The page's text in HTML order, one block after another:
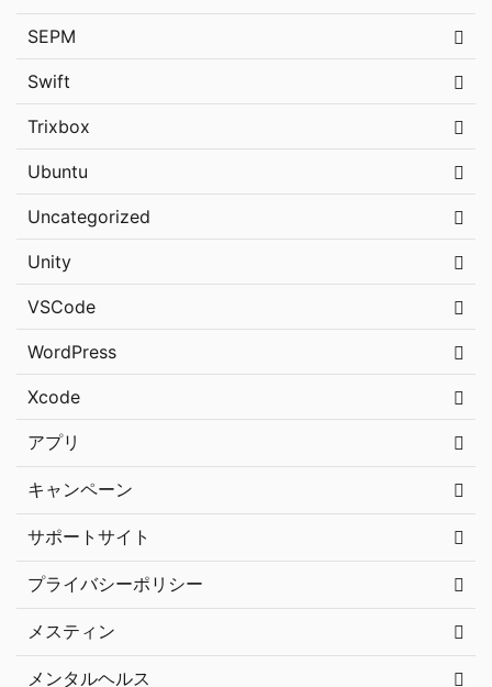
SEPM
Swift
Trixbox
Ubuntu
Uncategorized
Unity
VSCode
WordPress
Xcode
アプリ
キャンペーン
サポートサイト
プライバシーポリシー
メスティン
メンタルヘルス